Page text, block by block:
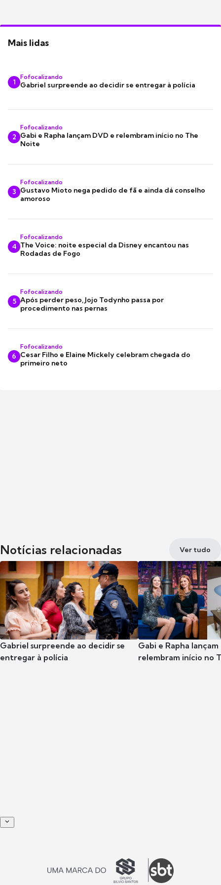
Mais lidas
1
Fofocalizando
Gabriel surpreende ao decidir se entregar à polícia
2
Fofocalizando
Gabi e Rapha lançam DVD e relembram início no The
Noite
3
Fofocalizando
Gustavo Mioto nega pedido de fã e ainda dá conselho
amoroso
4
Fofocalizando
The Voice: noite especial da Disney encantou nas
Rodadas de Fogo
5
Fofocalizando
Após perder peso, Jojo Todynho passa por
procedimento nas pernas
6
Fofocalizando
Cesar Filho e Elaine Mickely celebram chegada do
primeiro neto
Notícias relacionadas Ver tudo
Gabriel surpreende ao decidir se
entregar à polícia
Gabi e Rapha
relembram início no